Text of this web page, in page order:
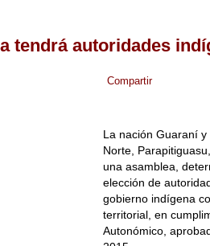
tendrá autoridades
Compartir
La nación Guaraní
Norte,
una asamblea,
elección de
gobierno indígena
territorial, en
Autonómico,